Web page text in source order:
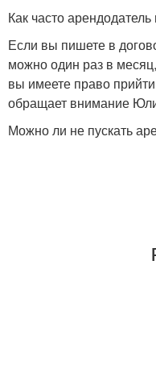
Как часто
Если вы пишете в
можно один раз в
вы имеете право
обращает внимание
Можно ли не пускать